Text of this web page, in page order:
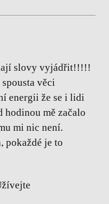
slovy vyjádřit!!!!!
věci
energii že se i lidi
hodinou mě začalo
mi nic není.
pokaždé je to